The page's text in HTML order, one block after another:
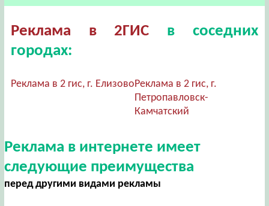
Реклама в 2ГИС в соседних
городах:
Реклама в 2 гис, г. Елизово Реклама в 2 гис, г.
Петропавловск-
Камчатский
Реклама в интернете имеет
следующие преимущества
перед другими видами рекламы